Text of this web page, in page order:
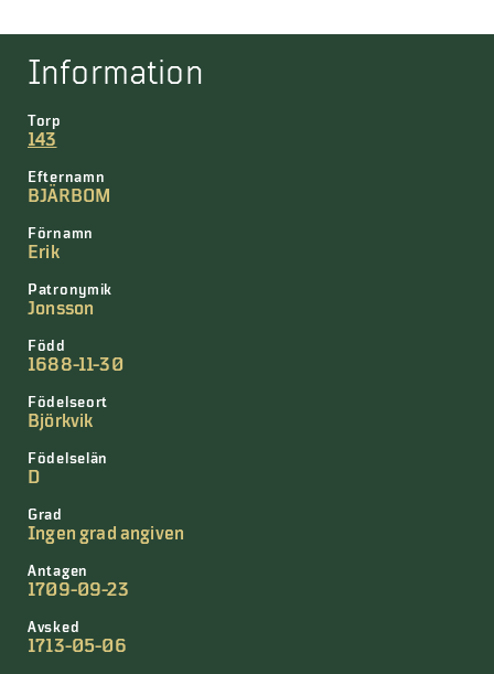
Information
Torp
143
Efternamn
BJÄRBOM
Förnamn
Erik
Patronymik
Jonsson
Född
1688-11-30
Födelseort
Björkvik
Födelselän
D
Grad
Ingen grad angiven
Antagen
1709-09-23
Avsked
1713-05-06